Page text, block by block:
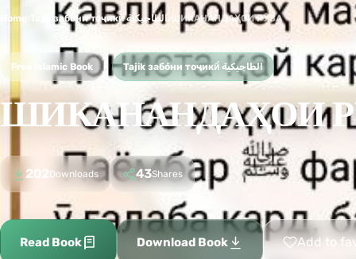
Home Tajik забо́ни тоҷикӣ́ الطاجيكية ШИКАНАНДАҲОИ РӮЗА
Free Islamic Book Tajik забо́ни тоҷикӣ́ الطاجيكية
ШИКАНАНДАҲОИ
202 Downloads 43Shares
Read Book Download Book Add to